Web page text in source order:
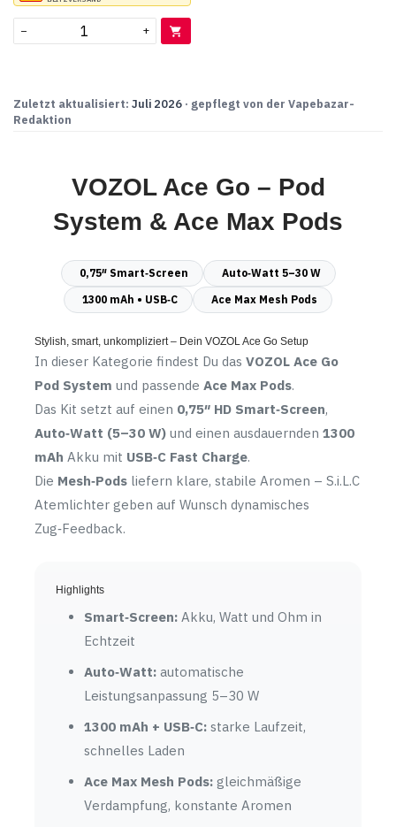
− +
Zuletzt aktualisiert: Juli 2026 · gepflegt von der Vapebazar-
Redaktion
VOZOL Ace Go – Pod
System & Ace Max Pods
0,75″ Smart‑Screen
Auto‑Watt 5–30 W
1300 mAh • USB‑C
Ace Max Mesh Pods
Stylish, smart, unkompliziert – Dein VOZOL Ace Go Setup
In dieser Kategorie findest Du das VOZOL Ace Go
Pod System und passende Ace Max Pods.
Das Kit setzt auf einen 0,75″ HD Smart‑Screen,
Auto‑Watt (5–30 W) und einen ausdauernden 1300
mAh Akku mit USB‑C Fast Charge.
Die Mesh‑Pods liefern klare, stabile Aromen – S.i.L.C
Atemlichter geben auf Wunsch dynamisches
Zug‑Feedback.
Highlights
Smart‑Screen: Akku, Watt und Ohm in
Echtzeit
Auto‑Watt: automatische
Leistungsanpassung 5–30 W
1300 mAh + USB‑C: starke Laufzeit,
schnelles Laden
Ace Max Mesh Pods: gleichmäßige
Verdampfung, konstante Aromen